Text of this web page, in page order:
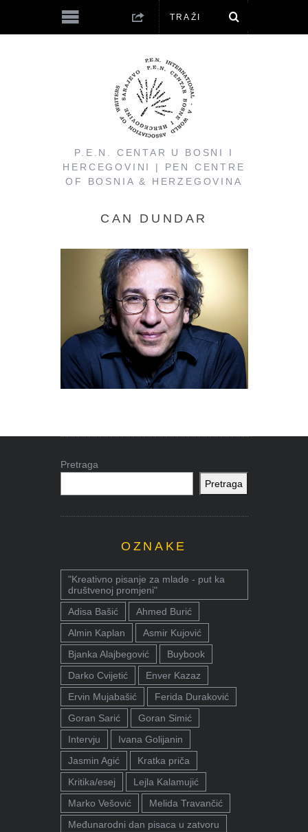
P.E.N. CENTAR U BOSNI I
HERCEGOVINI | PEN CENTRE
OF BOSNIA & HERZEGOVINA
CAN DUNDAR
Pretraga
Pretraga
OZNAKE
"Kreativno pisanje za mlade - put ka
društvenoj promjeni"
Adisa Bašić
Ahmed Burić
Almin Kaplan
Asmir Kujović
Bjanka Alajbegović
Buybook
Darko Cvijetić
Enver Kazaz
Ervin Mujabašić
Ferida Duraković
Goran Sarić
Goran Simić
Intervju
Ivana Golijanin
Jasmin Agić
Kratka priča
Kritika/esej
Lejla Kalamujić
Marko Vešović
Melida Travančić
Međunarodni dan pisaca u zatvoru